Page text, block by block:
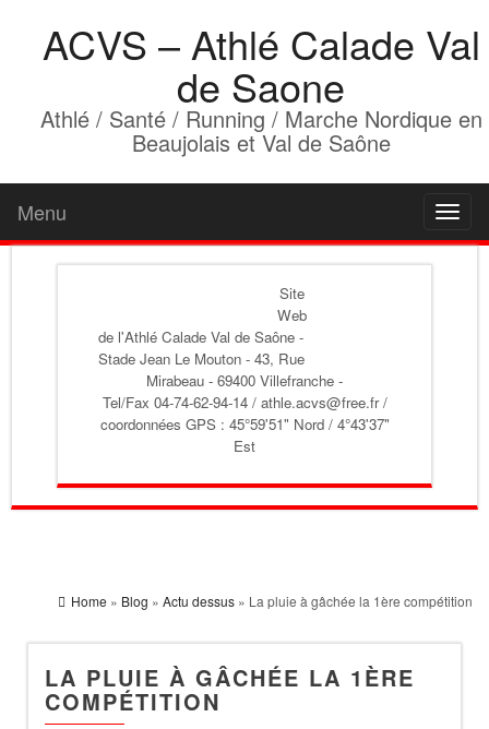
ACVS – Athlé Calade Val
de Saone
Athlé / Santé / Running / Marche Nordique en
Beaujolais et Val de Saône
Menu
Site
Web
de l'Athlé Calade Val de Saône -
Stade Jean Le Mouton - 43, Rue
Mirabeau - 69400 Villefranche -
Tel/Fax 04-74-62-94-14 / athle.acvs@free.fr /
coordonnées GPS : 45°59'51" Nord / 4°43'37"
Est
Home » Blog » Actu dessus » La pluie à gâchée la 1ère compétition
LA PLUIE À GÂCHÉE LA 1ÈRE
COMPÉTITION